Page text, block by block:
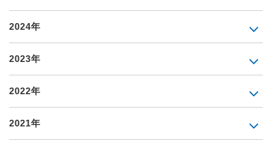
2024年
2023年
2022年
2021年